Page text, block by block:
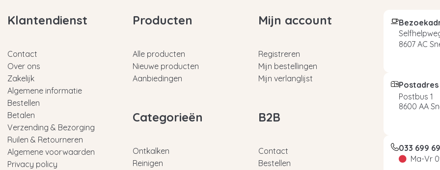
Klantendienst
Contact
Over ons
Zakelijk
Algemene informatie
Bestellen
Betalen
Verzending & Bezorging
Ruilen & Retourneren
Algemene voorwaarden
Privacy policy
Producten
Alle producten
Nieuwe producten
Aanbiedingen
Categorieën
Ontkalken
Reinigen
Mijn account
Registreren
Mijn bestellingen
Mijn verlanglijst
B2B
Contact
Bestellen
8607 AC
Postadres
Postbus 1
8600 AA
033 699
Ma-Vr